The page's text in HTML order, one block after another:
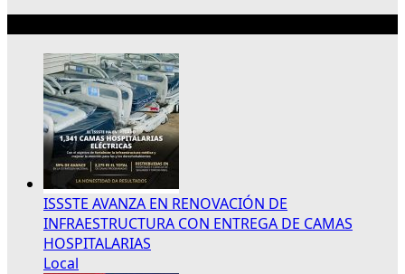
ISSSTE AVANZA EN RENOVACIÓN DE
INFRAESTRUCTURA CON ENTREGA DE CAMAS
HOSPITALARIAS
Local